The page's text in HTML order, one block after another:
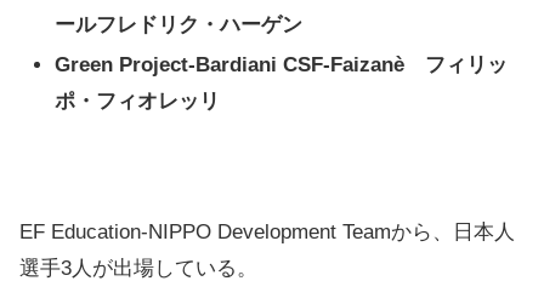
ールフレドリク・ハーゲン
Green Project-Bardiani CSF-Faizanè フィリッ
ポ・フィオレッリ
EF Education-NIPPO Development Teamから、日本人
選手3人が出場している。